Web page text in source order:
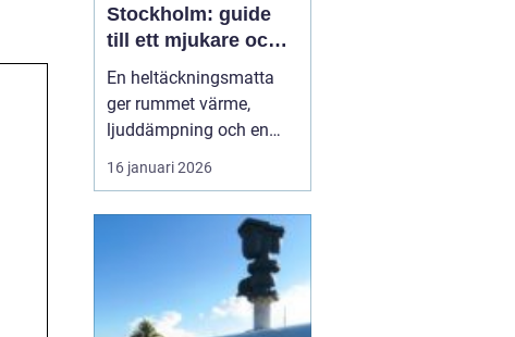
Stockholm: guide
till ett mjukare och
tystare hem
En heltäckningsmatta
ger rummet värme,
ljuddämpning och en
ombonad känsla som få
andra golv gör. I
bor i lägenhet med
lyhörda golv och hårda
ytskikt, har intresset fö...
16 januari 2026